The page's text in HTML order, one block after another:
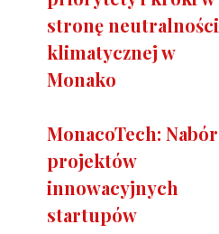
stronę neutralności
klimatycznej w
Monako
MonacoTech: Nabór
projektów
innowacyjnych
startupów